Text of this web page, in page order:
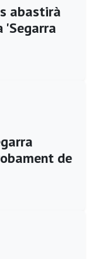
abastirà
'Segarra
de